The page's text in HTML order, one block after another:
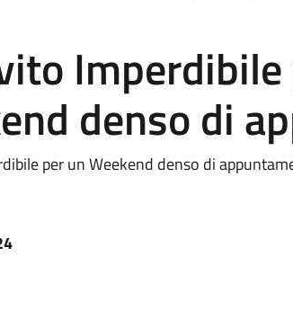
denso di
per un Weekend denso di